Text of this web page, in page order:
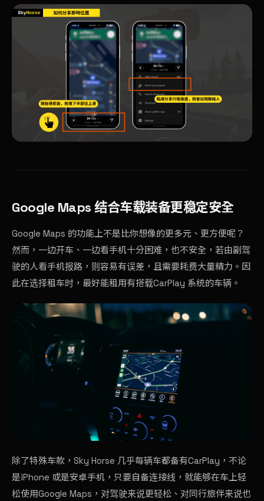
Google Maps 结合车载装备更稳定安全
Google Maps 的功能上不是比你想像的更多元、更方便呢？
然而，一边开车、一边看手机十分困难，也不安全，若由副驾
驶的人看手机报路，则容易有误差，且需要耗费大量精力。因
此在选择租车时，最好能租用有搭载CarPlay 系统的车辆。
除了特殊车款，Sky Horse 几乎每辆车都备有CarPlay，不论
是iPhone 或是安卓手机，只要自备连接线，就能够在车上轻
松使用Google Maps，对驾驶来说更轻松、对同行旅伴来说也